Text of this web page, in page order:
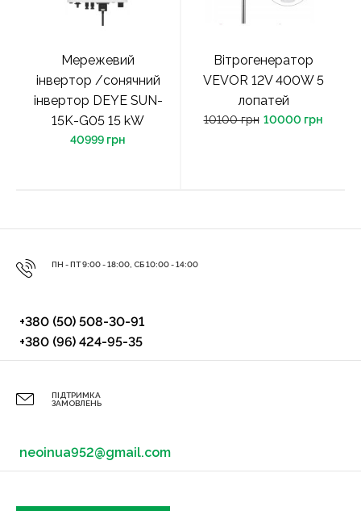
Мережевий
інвертор /сонячний
інвертор DEYE SUN-
15K-G05 15 kW
40999 грн
Вітрогенератор
VEVOR 12V 400W 5
лопатей
10100 грн 10000 грн
ПН - ПТ 9:00 - 18:00, СБ 10:00 - 14:00
+380 (50) 508-30-91
+380 (96) 424-95-35
ПІДТРИМКА
ЗАМОВЛЕНЬ
neoinua952@gmail.com